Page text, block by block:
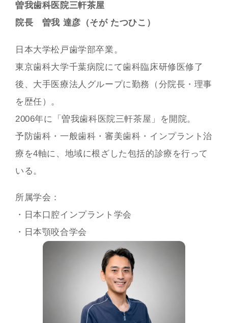
曽我歯科医院三軒茶屋
院長 曽我 達彦（そが たつひこ）
日本大学松戸歯学部卒業。
東京歯科大学千葉病院にて歯科臨床研修医修了
後、大手医療法人グループに勤務（分院長・理事
を歴任）。
2006年に「曽我歯科医院三軒茶屋」を開院。
予防歯科・一般歯科・審美歯科・インプラント治
療を4軸に、地域に根ざした包括的診療を行って
いる。
所属学会：
・日本口腔インプラント学会
・日本顎咬合学会